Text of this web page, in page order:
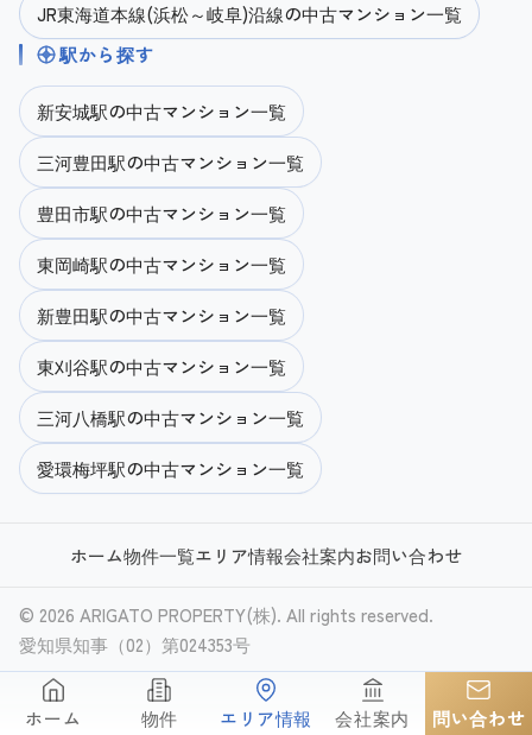
JR東海道本線(浜松～岐阜)沿線の中古マンション一覧
駅から探す
新安城駅の中古マンション一覧
三河豊田駅の中古マンション一覧
豊田市駅の中古マンション一覧
東岡崎駅の中古マンション一覧
新豊田駅の中古マンション一覧
東刈谷駅の中古マンション一覧
三河八橋駅の中古マンション一覧
愛環梅坪駅の中古マンション一覧
ホーム物件一覧エリア情報会社案内お問い合わせ
© 2026 ARIGATO PROPERTY(株). All rights reserved.
愛知県知事（02）第024353号
ホーム 物件 エリア情報 会社案内 問い合わせ